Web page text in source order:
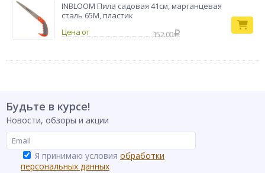
INBLOOM Пила садовая 41см, марганцевая
сталь 65М, пластик
152.00
Будьте в курсе!
Новости, обзоры и акции
Я принимаю условия обработки
персональных данных